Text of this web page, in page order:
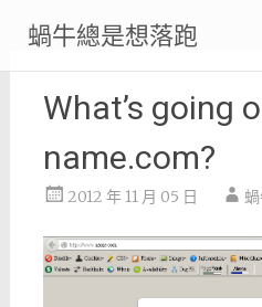
content
蝸牛總是想落跑
What’s going
name.com?
2012 年 11 月 05 日